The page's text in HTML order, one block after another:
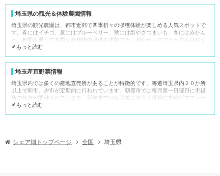
一方、自治体等が管理する「埼玉県の市民農園」は197農園で、そのうち給排水
施設があるのは66農園、農機具収容施設があるのは62農園、指導員の設置がある
のは農園は50農園、堆肥場があるのは28農園、農作業講習施設があるのは17農園
という状況でした（農林水産省 全国市民農園リスト（日帰り型）※2020年3月末
時点より）。
市民農園の場合、種・苗、肥料、農具等、すべて「自分で準備」が基本です。そ
のため初心者の方には少し難易度が高いかもしれません。貸し農園にもさまざま
な種類がありますので参考情報としてご活用ください。
シェア畑
サポート 教材・講習会有り、アドバ
イザーが農園にいる
基本的にはなし
道具 必要な道具は揃っている 持参
どの資材あり
埼玉県の観光＆体験農園情報
埼玉県の観光農園は、都市近郊で四季折々の収穫体験が楽しめる人気スポットで
す。春にはイチゴ、夏にはブルーベリー、秋には梨やさつまいも、冬にはみかん
と、年間を通じて多彩な農作物の収穫を体験でき、都心からのアクセスも良好な
ので、日帰りでのレジャーに最適です。
クティビティが充実されています。さらに、新鮮な農産物の直売所も併設されて
おり、地元の特産品や加工品を手に入れることができます。教育プログラムも豊
富で、子供たちが自然や農業について学ぶ貴重な機会が提供されています。
■埼玉県内にある観光農園の例
・ぼくらの農園
・いちご工房
もっと読む
埼玉産直野菜情報
埼玉県内では多くの産地直売所があることが特徴的です。毎週埼玉県内２０か所
以上で朝市、夕市が定期的に行われています。朝霞市では毎月第一日曜日に市役
所で朝市が開催されています。新座市では毎月第二第三水曜日に市役所でファー
マーズマーケットが開催されているようです。埼玉県内ではこのように市役所が
もっと読む
シェア畑トップページ 全国 埼玉県